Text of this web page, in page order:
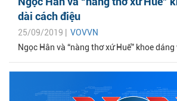
dài cách điệu
25/09/2019 | VOVVN
Ngọc Hân và “nàng thơ xứ Huế” khoe